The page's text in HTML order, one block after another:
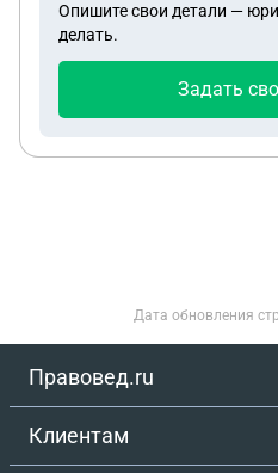
Опишите свои детали —
делать.
Задать
Дата обновления
Правовед.ru
Клиентам